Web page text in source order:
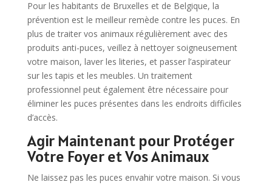
Pour les habitants de Bruxelles et de Belgique, la
prévention est le meilleur remède contre les puces. En
plus de traiter vos animaux régulièrement avec des
produits anti-puces, veillez à nettoyer soigneusement
votre maison, laver les literies, et passer l’aspirateur
sur les tapis et les meubles. Un traitement
professionnel peut également être nécessaire pour
éliminer les puces présentes dans les endroits difficiles
d’accès.
Agir Maintenant pour Protéger
Votre Foyer et Vos Animaux
Ne laissez pas les puces envahir votre maison. Si vous